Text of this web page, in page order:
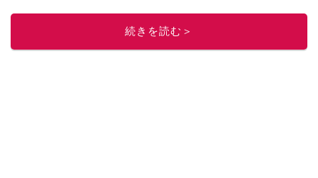
ニュースでフォロー
続きを読む＞